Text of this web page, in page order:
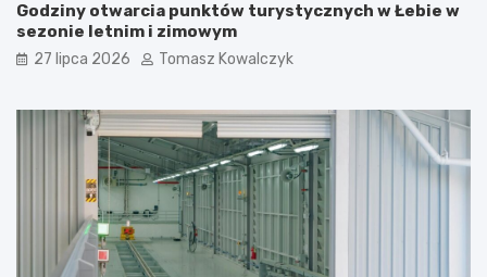
Godziny otwarcia punktów turystycznych w Łebie w
sezonie letnim i zimowym
27 lipca 2026 Tomasz Kowalczyk